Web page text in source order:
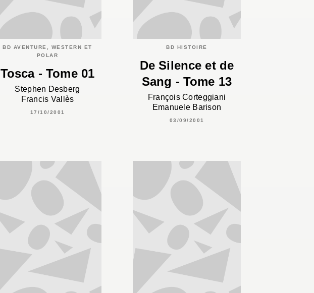
BD AVENTURE, WESTERN ET
POLAR
Tosca - Tome 01
Stephen Desberg
Francis Vallès
17/10/2001
BD HISTOIRE
De Silence et de
Sang - Tome 13
François Corteggiani
Emanuele Barison
03/09/2001